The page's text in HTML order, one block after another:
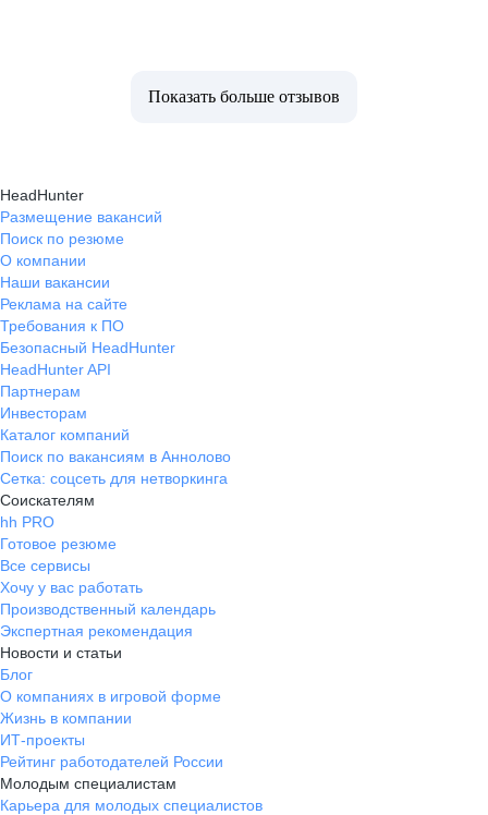
Показать больше отзывов
HeadHunter
Размещение вакансий
Поиск по резюме
О компании
Наши вакансии
Реклама на сайте
Требования к ПО
Безопасный HeadHunter
HeadHunter API
Партнерам
Инвесторам
Каталог компаний
Поиск по вакансиям в Аннолово
Сетка: соцсеть для нетворкинга
Соискателям
hh PRO
Готовое резюме
Все сервисы
Хочу у вас работать
Производственный календарь
Экспертная рекомендация
Новости и статьи
Блог
О компаниях в игровой форме
Жизнь в компании
ИТ-проекты
Рейтинг работодателей России
Молодым специалистам
Карьера для молодых специалистов